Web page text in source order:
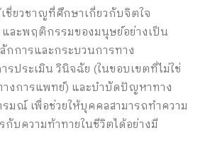
ชี่ยวชาญที่ศึกษาเกี่ยวกับจิตใจ
ละพฤติกรรมของมนุษย์อย่างเป็น
กการและกระบวนการทาง
รประเมิน วินิจฉัย (ในขอบเขตที่ไม่ใช่
างการแพทย์) และบำบัดปัญหาทาง
มณ์ เพื่อช่วยให้บุคคลสามารถทำความ
กับความท้าทายในชีวิตได้อย่างมี